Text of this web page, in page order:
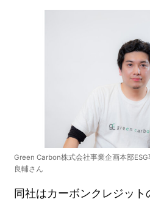
Green Carbon株式会社事業企画本部
良輔さん
同社はカーボンクレジッ